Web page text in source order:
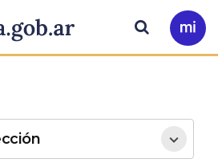
Ir
a
Buscar